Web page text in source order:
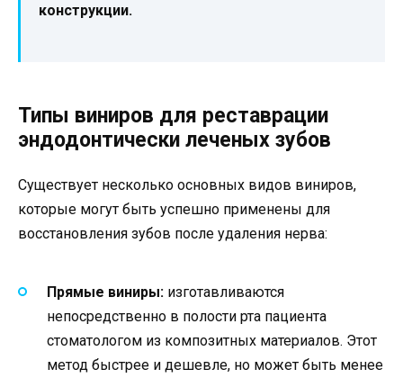
конструкции.
Типы виниров для реставрации
эндодонтически леченых зубов
Существует несколько основных видов виниров,
которые могут быть успешно применены для
восстановления зубов после удаления нерва:
Прямые виниры: изготавливаются
непосредственно в полости рта пациента
стоматологом из композитных материалов. Этот
метод быстрее и дешевле, но может быть менее